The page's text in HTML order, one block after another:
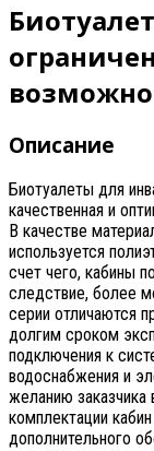
Описание
Биотуалеты для
качественная и
В качестве
используется
счет чего, кабины
следствие, более
серии отличаются
долгим сроком
подключения к
водоснабжения и
желанию
комплектации
дополнительного